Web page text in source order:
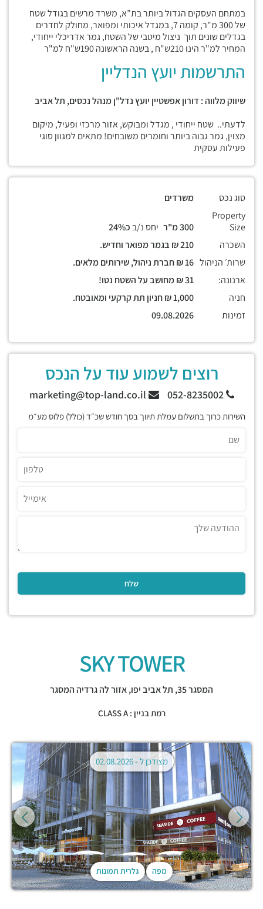
במתחם העסקים הגדול ביותר בת”א, משרד מרשים בגודל שטח
של 300 מ"ר, קומה 7, במגדל איכותי ומפואר, מחולק לחדרים
בגדלים שונים תוך ניצול מיטבי של השטח, גמר אדריכלי ייחודי,
המחיר למ"ר הינו 210ש"ח , בשנה הראשונה 190ש"ח למ"ר
התרשמות יועץ הנדליין
שיווק מלווה : דורון אפשטיין יועץ נדל"ן מנהל נכסים, תל אביב
לדעתי.. שטח ייחודי , מגדל ומבוקש, אזור מרכזי ופעיל, מיקום
מצוין, גמר גבוה ביותר וחומרים משובחים! מתאים למגוון סוגי
פעילות עסקית
סוג נכס
משרדים
Property
Size
יחס נ/בכ24%
השכרה
שרות׳ הניהול
ארנונה:
חניה
זמינות
רוצים לשמוע עוד על הנכס
052-8235002
השירות כרוך בתשלום עמלת תיווך בסך חודש שכ״ד (כולל) פלוס מע״מ
SKY TOWER
המסגר 35, תל אביב יפו,אזור לה גרדיה המסגר
רמת בניין : CLASS A
מפה גלרית תמונות
מצודכן ל -02.08.2026